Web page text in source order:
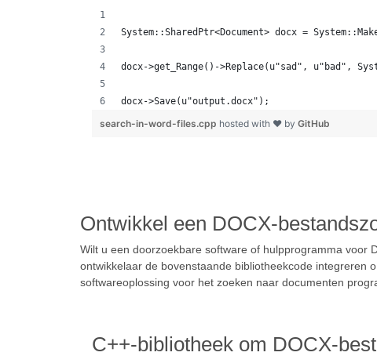
System::SharedPtr<Document> docx =
docx->get_Range()->Replace(u"sad", u"bad",
docx->Save(u"output.docx");
search-in-word-files.cpp hosted with ❤ by GitHub
Ontwikkel een DOCX-
Wilt u een doorzoekbare software of hulpprogramma voor
ontwikkelaar de bovenstaande bibliotheekcode integreren
softwareoplossing voor het zoeken naar documenten
C++-bibliotheek om DOCX-